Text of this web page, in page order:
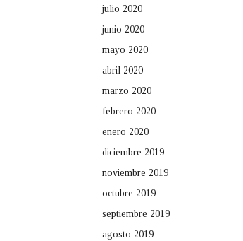
julio 2020
junio 2020
mayo 2020
abril 2020
marzo 2020
febrero 2020
enero 2020
diciembre 2019
noviembre 2019
octubre 2019
septiembre 2019
agosto 2019